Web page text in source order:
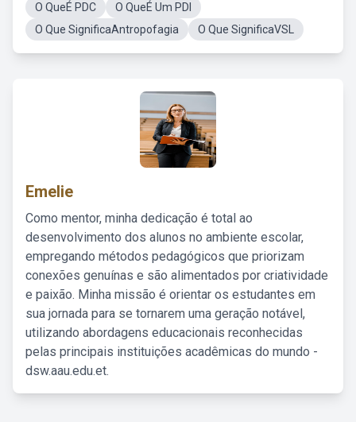
O QueÉ PDC
O QueÉ Um PDI
O Que SignificaAntropofagia
O Que SignificaVSL
Emelie
Como mentor, minha dedicação é total ao
desenvolvimento dos alunos no ambiente escolar,
empregando métodos pedagógicos que priorizam
conexões genuínas e são alimentados por criatividade
e paixão. Minha missão é orientar os estudantes em
sua jornada para se tornarem uma geração notável,
utilizando abordagens educacionais reconhecidas
pelas principais instituições acadêmicas do mundo -
dsw.aau.edu.et.